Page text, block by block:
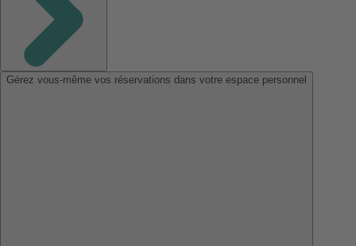
Gérez vous-même vos réservations dans votre espace personnel